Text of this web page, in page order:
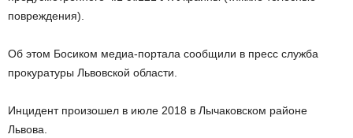
повреждения).
Об этом Босиком медиа-портала сообщили в пресс служба
прокуратуры Львовской области.
Инцидент произошел в июле 2018 в Лычаковском районе
Львова.